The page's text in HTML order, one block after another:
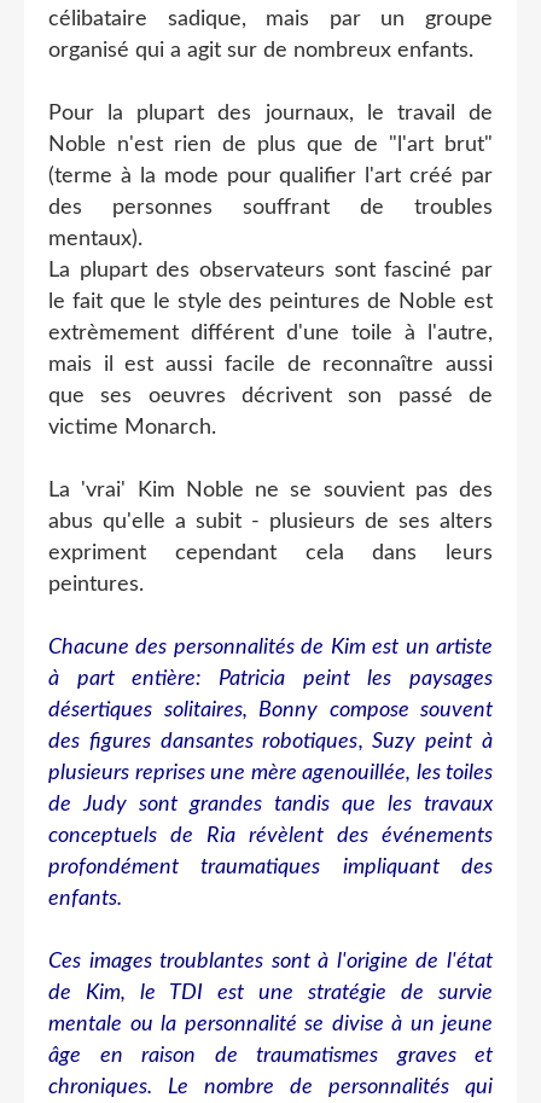
célibataire sadique, mais par un groupe
organisé qui a agit sur de nombreux enfants.
Pour la plupart des journaux, le travail de
Noble n'est rien de plus que de "l'art brut"
(terme à la mode pour qualifier l'art créé par
des personnes souffrant de troubles
mentaux).
La plupart des observateurs sont fasciné par
le fait que le style des peintures de Noble est
extrèmement différent d'une toile à l'autre,
mais il est aussi facile de reconnaître aussi
que ses oeuvres décrivent son passé de
victime Monarch.
La 'vrai' Kim Noble ne se souvient pas des
abus qu'elle a subit - plusieurs de ses alters
expriment cependant cela dans leurs
peintures.
Chacune des personnalités de Kim est un artiste
à part entière: Patricia peint les paysages
désertiques solitaires, Bonny compose souvent
des figures dansantes robotiques, Suzy peint à
plusieurs reprises une mère agenouillée, les toiles
de Judy sont grandes tandis que les travaux
conceptuels de Ria révèlent des événements
profondément traumatiques impliquant des
enfants.
Ces images troublantes sont à l'origine de l'état
de Kim, le TDI est une stratégie de survie
mentale ou la personnalité se divise à un jeune
âge en raison de traumatismes graves et
chroniques. Le nombre de personnalités qui